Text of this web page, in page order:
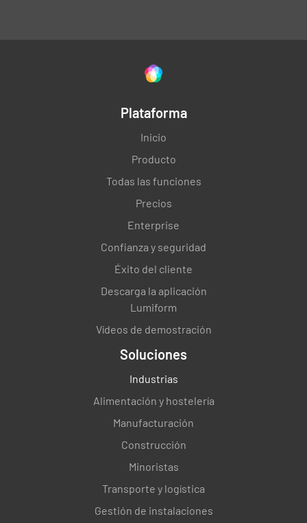
Plataforma
Inicio
Producto
Todas las funciones
Precios
Enterprise
Confianza y seguridad
Éxito del cliente
Descarga la aplicación
Lumiform
Vídeos de demostración
Soluciones
Industrias
Alimentación y hostelería
Manufacturación
Construcción
Minoristas
Transporte y logística
Gestión de instalaciones